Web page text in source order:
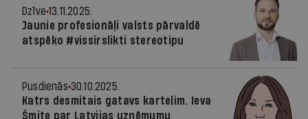
Dzīve 13.11.2025.
Jaunie profesionāļi valsts pārvaldē
atspēko #vissirslikti stereotipu
Pusdienās 30.10.2025.
Katrs desmitais gatavs kartelim. Ieva
Šmite par Latvijas uzņēmumu